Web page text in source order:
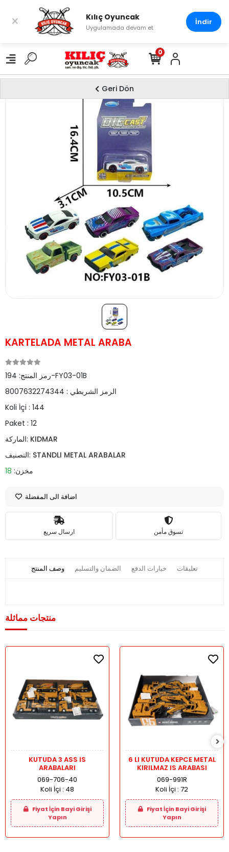
0
Geri Dön
KARTELADA METAL ARABA
رمز المنتج:194-FY03-01B
الرمز الشريطي : 8007632274344
Koli İçi : 144
Paket : 12
الماركة: KIDMAR
التصنيف: STANDLI METAL ARABALAR
مخزن: 18
اضافة الى المفضلة
ارسال سريع تسوق مأمن
وصف المنتج الضمان والتسليم خيارات الدفع تعليقات
منتجات مماثلة
KUTUDA 3 ASS IS
ARABALARI
069-706-40
Koli İçi : 48
Fiyat İçin Bayi Girişi
Yapın
6 LI KUTUDA KEPCE METAL
KIRILMAZ IS ARABASI
069-991R
Koli İçi : 72
Fiyat İçin Bayi Girişi
Yapın
× Kılıç Oyuncak
Uygulamada devam et
İndir